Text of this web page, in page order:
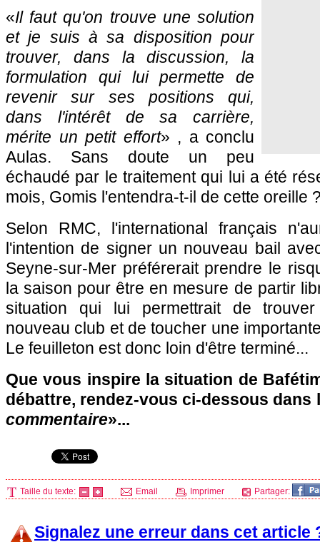
«Il faut qu'on trouve une solution
et je suis à sa disposition pour
trouver, dans la discussion, la
formulation qui lui permette de
revenir sur ses positions qui,
dans l'intérêt de sa carrière,
mérite un petit effort» , a conclu
Aulas. Sans doute un peu
échaudé par le traitement qui lui a été
mois, Gomis l'entendra-t-il de cette oreille
Selon RMC, l'international français
l'intention de signer un nouveau bail
Seyne-sur-Mer préférerait prendre le
la saison pour être en mesure de partir
situation qui lui permettrait de
nouveau club et de toucher une
Le feuilleton est donc loin d'être terminé...
Que vous inspire la situation de
débattre, rendez-vous ci-dessous dans
commentaire»...
Taille du texte: Email Imprimer Partager:
Signalez une erreur dans cet article